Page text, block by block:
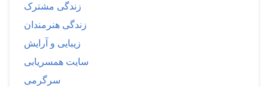
زندگی مشترک
زندگی هنرمندان
زیبایی و آرایش
سایت همسریابی
سرگرمی